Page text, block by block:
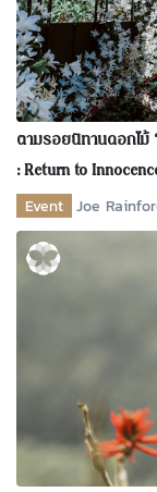
ตามรอยนิทานดอกไม้
: Return to
Event Joe